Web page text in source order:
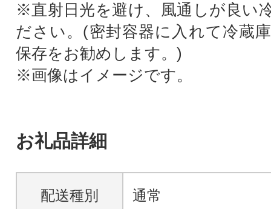
※直射日光を避け、風通しが良い
ださい。(密封容器に入れて冷蔵
保存をお勧めします。)
※画像はイメージです。
お礼品詳細
配送種別 通常